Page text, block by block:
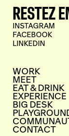
RESTEZ
INSTAGRAM
FACEBOOK
LINKEDIN
WORK
MEET
EAT & DRINK
EXPERIENCE
BIG DESK
CONTACT